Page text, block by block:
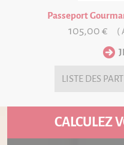
CALCULEZ
105,00 € (
LISTE DES